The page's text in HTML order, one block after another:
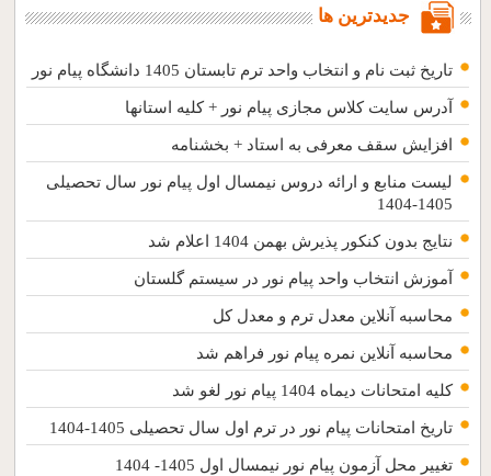
جدیدترین ها
تاریخ ثبت نام و انتخاب واحد ترم تابستان 1405 دانشگاه پیام نور
آدرس سایت کلاس مجازی پیام نور + کلیه استانها
افزایش سقف معرفی به استاد + بخشنامه
لیست منابع و ارائه دروس نیمسال اول پیام نور سال تحصیلی
1405-1404
نتایج بدون کنکور پذیرش بهمن 1404 اعلام شد
آموزش انتخاب واحد پیام نور در سیستم گلستان
محاسبه آنلاین معدل ترم و معدل کل
محاسبه آنلاین نمره پیام نور فراهم شد
کلیه امتحانات دیماه 1404 پیام نور لغو شد
تاریخ امتحانات پیام نور در ترم اول سال تحصیلی 1405-1404
تغییر محل آزمون پیام نور نیمسال اول 1405- 1404